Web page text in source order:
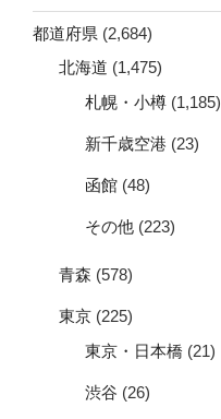
都道府県 (2,684)
北海道 (1,475)
札幌・小樽 (1,185)
新千歳空港 (23)
函館 (48)
その他 (223)
青森 (578)
東京 (225)
東京・日本橋 (21)
渋谷 (26)